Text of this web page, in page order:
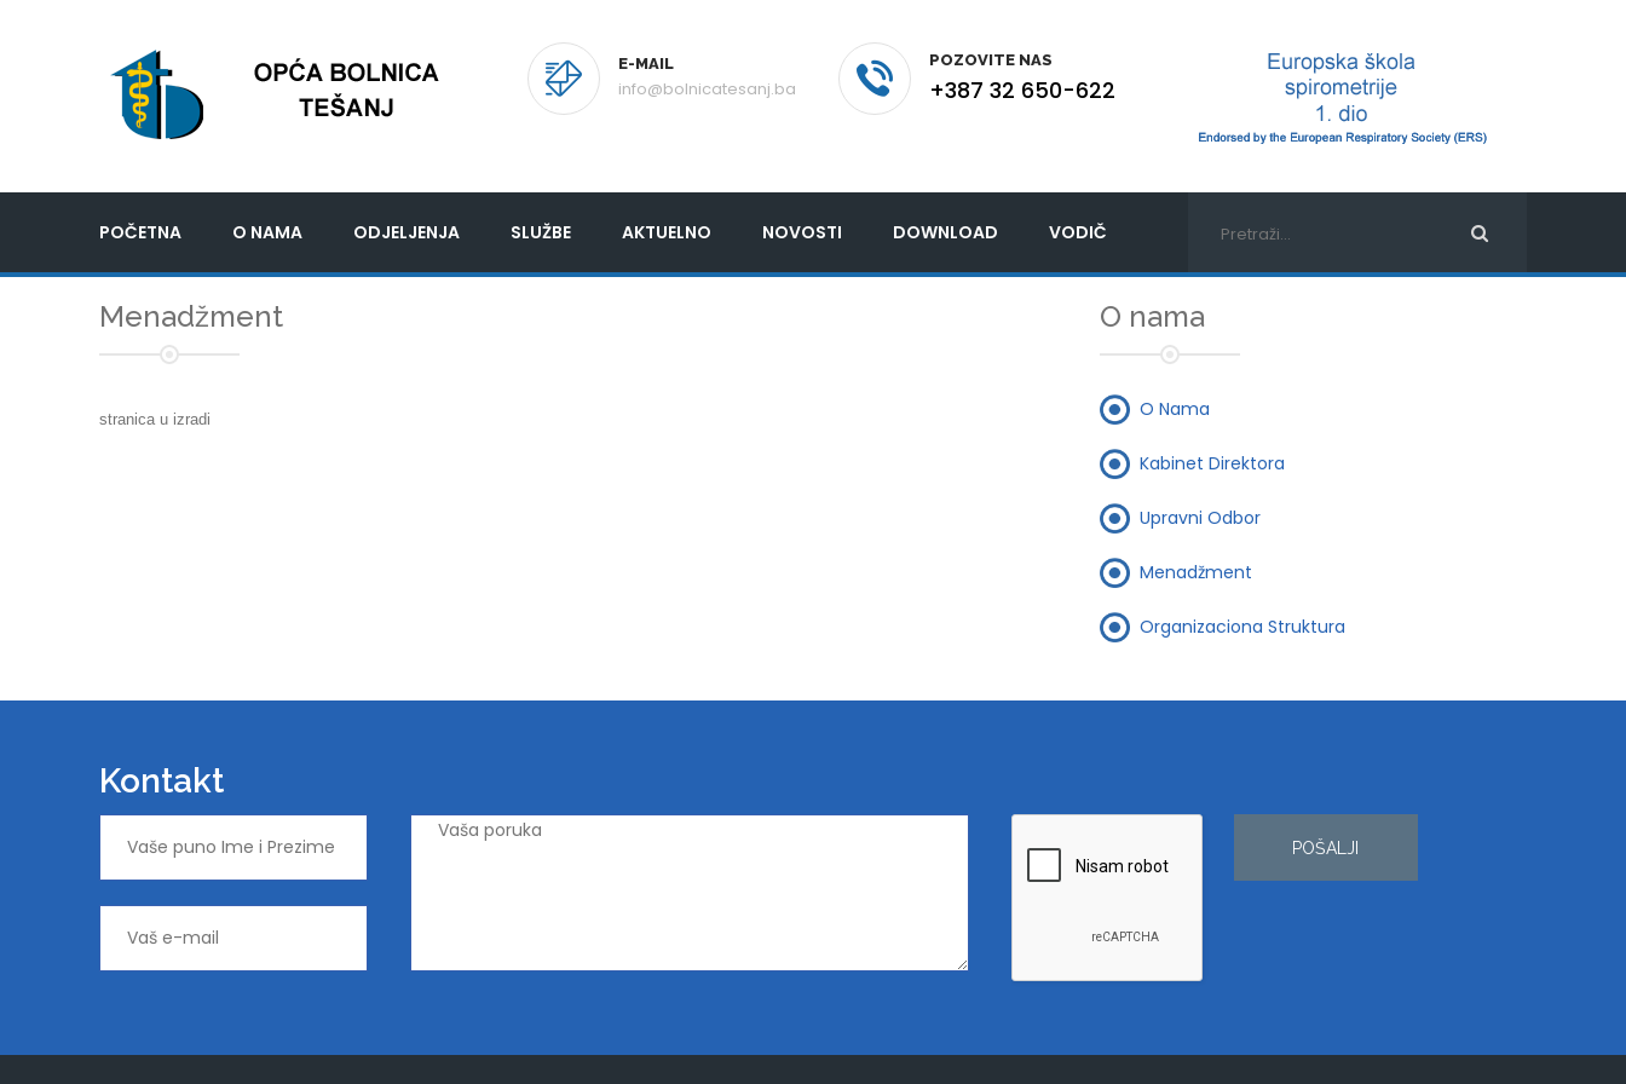
E-MAIL
info@bolnicatesanj.ba
POZOVITE NAS
+387 32 650-622
POČETNA O NAMA ODJELJENJA SLUŽBE AKTUELNO NOVOSTI DOWNLOAD VODIČ
Menadžment
stranica u izradi
O nama
O Nama
Kabinet Direktora
Upravni Odbor
Menadžment
Organizaciona Struktura
Kontakt
POŠALJI